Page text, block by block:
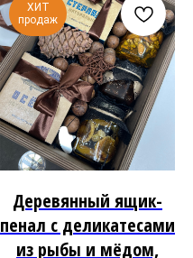
ХИТ
продаж
Деревянный ящик-
пенал с деликатесами
из рыбы и мёдом,